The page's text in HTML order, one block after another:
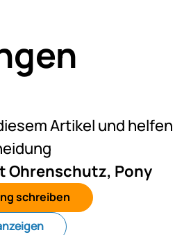
Artikel und
Ohrenschutz, Pony
schreiben